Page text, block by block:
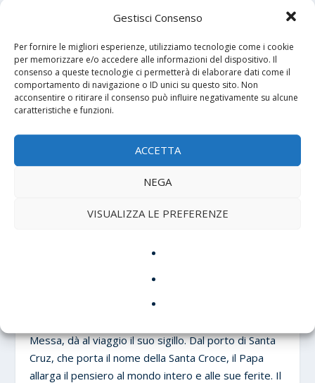
Gestisci Consenso
Per fornire le migliori esperienze, utilizziamo tecnologie come i cookie
per memorizzare e/o accedere alle informazioni del dispositivo. Il
consenso a queste tecnologie ci permetterà di elaborare dati come il
comportamento di navigazione o ID unici su questo sito. Non
acconsentire o ritirare il consenso può influire negativamente su alcune
caratteristiche e funzioni.
ACCETTA
NEGA
VISUALIZZA LE PREFERENZE
che portano, anche quando sono confuse,
contraddittorie o nascoste sotto linguaggi lontani
dalla Chiesa. Il cuore inquieto non è un problema da
reprimere, ma una soglia da accompagnare.
La conclusione dell’omelia si raccoglie nella
nell’amore rimane in Dio e Dio rimane in lui». È il
cuore del Vangelo e il cuore di Cristo. Chi vi si
immerge non vive più per sé stesso. Questa è la
dall’autoreferenzialità. Nessun uomo è un’isola,
Chiesa locale è un’isola, nessun popolo è un’isola.
Messa, dà al viaggio il suo sigillo. Dal porto di Santa
Cruz, che porta il nome della Santa Croce, il Papa
allarga il pensiero al mondo intero e alle sue ferite. Il